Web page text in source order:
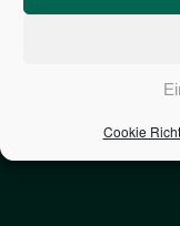
Cookie